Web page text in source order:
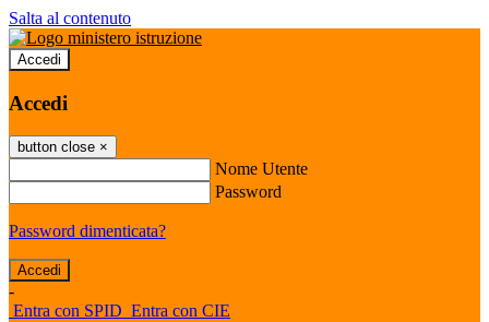
Salta al contenuto
Accedi
Accedi
button close ×
Nome Utente
Password
Password dimenticata?
-
Entra con SPID Entra con CIE